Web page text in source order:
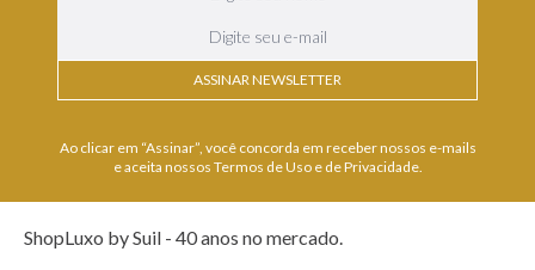
ASSINAR NEWSLETTER
Ao clicar em “Assinar”, você concorda em receber nossos e-mails
e aceita nossos Termos de Uso e de Privacidade.
ShopLuxo by Suil - 40 anos no mercado.